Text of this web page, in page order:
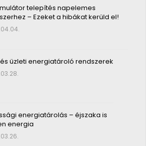
telepítés napelemes
– Ezeket a hibákat kerüld el!
üzleti energiatároló rendszerek
energiatárolás – éjszaka is
energia